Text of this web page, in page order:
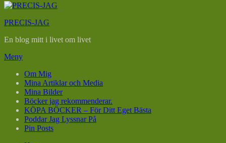
Hoppa
innehåll
PRECIS-JAG
En blog mitt i livet om livet
Meny
Om Mig
Mina Artiklar och Media
Mina Bilder
Böcker jag rekommenderar.
KÖPA BÖCKER – För Ditt Eget Bästa
Poddar Jag Lyssnar På
Pin Posts